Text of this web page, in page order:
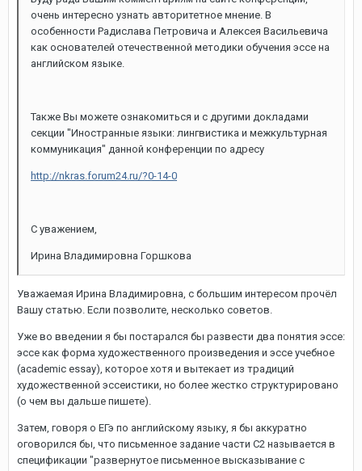
очень интересно узнать авторитетное мнение. В
особенности Радислава Петровича и Алексея Васильевича
как основателей отечественной методики обучения эссе на
английском языке.
Также Вы можете ознакомиться и с другими докладами
секции "Иностранные языки: лингвистика и межкультурная
коммуникация" данной конференции по адресу
http://nkras.forum24.ru/?0-14-0
С уважением,
Ирина Владимировна Горшкова
Уважаемая Ирина Владимировна, с большим интересом прочёл
Вашу статью. Если позволите, несколько советов.
Уже во введении я бы постарался бы развести два понятия эссе:
эссе как форма художественного произведения и эссе учебное
(academic essay), которое хотя и вытекает из традиций
художественной эссеистики, но более жестко структурировано
(о чем вы дальше пишете).
Затем, говоря о ЕГэ по английскому языку, я бы аккуратно
оговорился бы, что письменное задание части С2 называется в
спецификации "развернутое письменное высказывание с